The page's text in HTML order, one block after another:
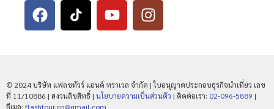
© 2024 บริษัท แฟลชทัวร์ แอนด์ ทราเวล จำกัด | ใบอนุญาตประกอบธุรกิจนำเที่ยว เลข
ที่ 11/10886 | สงวนลิขสิทธิ์ | นโยบายความเป็นส่วนตัว | ติดต่อเรา: 02-096-5889 |
อีเมล: flashtour.co@gmail.com